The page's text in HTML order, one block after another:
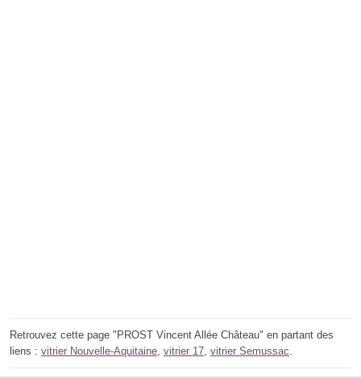
Retrouvez cette page "PROST Vincent Allée Château" en partant des
liens : vitrier Nouvelle-Aquitaine vitrier 17 vitrier Semussac